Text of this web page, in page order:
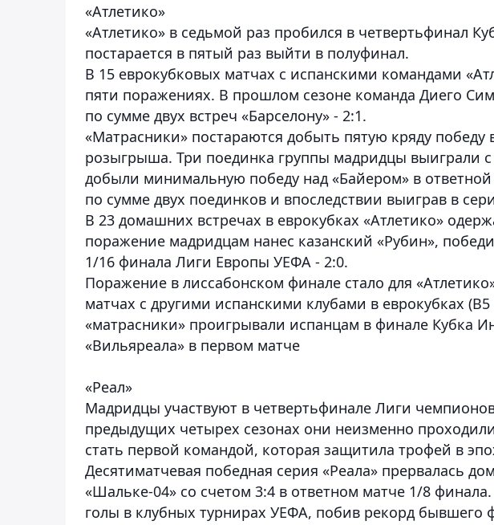
«Атлетико»
«Атлетико» в седьмой раз пробился в четвертьфинал
постарается в пятый раз выйти в полуфинал.
В 15 еврокубковых матчах с испанскими командами
пяти поражениях. В прошлом сезоне команда Диего
по сумме двух встреч «Барселону» - 2:1.
«Матрасники» постараются добыть пятую кряду
розыгрыша. Три поединка группы мадридцы выиграли
добыли минимальную победу над «Байером» в ответной
по сумме двух поединков и впоследствии выиграв в
В 23 домашних встречах в еврокубках «Атлетико»
поражение мадридцам нанес казанский «Рубин»,
1/16 финала Лиги Европы УЕФА - 2:0.
Поражение в лиссабонском финале стало для
матчах с другими испанскими клубами в еврокубках
«матрасники» проигрывали испанцам в финале Кубка
«Вильяреала» в первом матче
«Реал»
Мадридцы участвуют в четвертьфинале Лиги
предыдущих четырех сезонах они неизменно
стать первой командой, которая защитила трофей в
Десятиматчевая победная серия «Реала» прервалась
«Шальке-04» со счетом 3:4 в ответном матче 1/8
голы в клубных турнирах УЕФА, побив рекорд бывшего